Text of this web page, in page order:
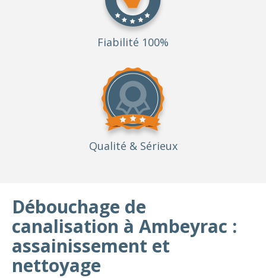
Fiabilité 100%
Qualité & Sérieux
Débouchage de
canalisation à Ambeyrac :
assainissement et
nettoyage